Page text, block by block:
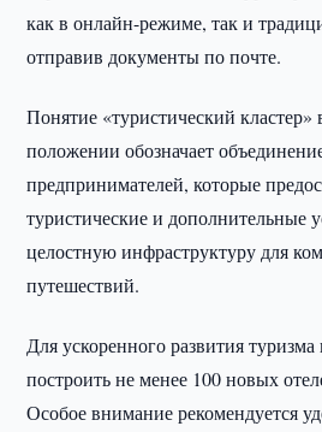
как в онлайн-режиме, так и
отправив документы по почте.
Понятие «туристический
положении обозначает
предпринимателей, которые
туристические и дополнительные
целостную инфраструктуру для
путешествий.
Для ускоренного развития
построить не менее 100 новых
Особое внимание рекомендуется